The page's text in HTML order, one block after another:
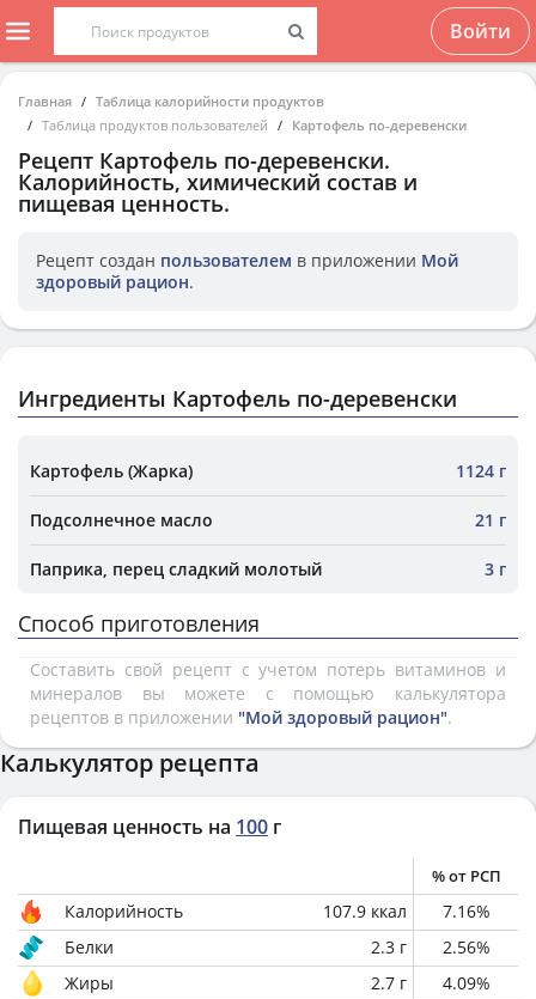
Войти
Главная
Таблица калорийности продуктов
Таблица продуктов пользователей
Картофель по-деревенски
Рецепт Картофель по-деревенски.
Калорийность, химический состав и
пищевая ценность.
Рецепт создан пользователем в приложении Мой
здоровый рацион.
Ингредиенты Картофель по-деревенски
Картофель (Жарка) 1124 г
Подсолнечное масло 21 г
Паприка, перец сладкий молотый 3 г
Способ приготовления
Составить свой рецепт с учетом потерь витаминов и
минералов вы можете с помощью калькулятора
рецептов в приложении "Мой здоровый рацион".
Калькулятор рецепта
Пищевая ценность на 100 г
% от РСП
Калорийность 107.9 ккал 7.16%
Белки
2.3 г 2.56%
Жиры
2.7 г 4.09%